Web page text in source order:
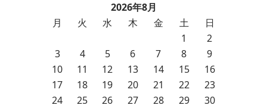
2026年8月
月
火 水 木 金 土 日
1
2
3
4 5 6 7 8
9
10
11 12 13 14 15
16
17
18 19 20 21 22
23
24
25 26 27 28 29
30